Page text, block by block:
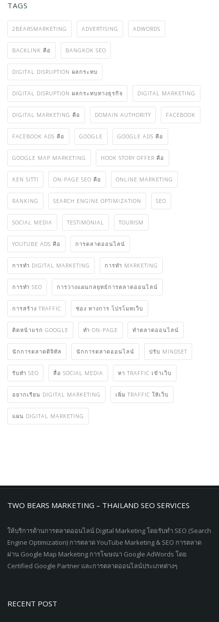
TAGS
2BEARSMARKETING ADVERTISING ADWORDS
BACKLINK คือ BANGKOK SEO
DIGITAL DISRUPTION ผลกระทบ
DIGITAL DISRUPTION ผลกระทบทางธุรกิจ DIGITAL MARKETING
DIGITAL MARKETING คือ DOMAIN AUTHORITY FACEBOOK
FACEBOOK ADS คือ GOOGLE GOOGLE ADS คือ
GOOGLE MAP MARKETING HOOK STORY OFFER คือ
KEN SITTI ON-PAGE SEO คือ ONLINE MARKETING
RANKING SEARCH ENGINE OPTIMIZATION SEO
SOCIAL MEDIA TESTIMONIAL TOURISM
YOUTUBE ADS คือ การตลาดออนไลน์
การทำ DIGITAL MARKETING การทำ MARKETING
การทำ SEO การวางแผนกลยุทธ์การตลาดออนไลน์
การสร้าง TRAFFIC ช่อง ทางการ โปรโมทเว็บ
ติดหน้าแรก GOOGLE ทำ ON-PAGE ทําตลาดออนไลน์
นักการตลาดดิจิทัล นักการตลาดออนไลน์ ปรับ MINDSET
รับทำ SEO สื่อ SOCIAL MEDIA หา TRAFFIC เข้าเว็บ
อยากเรียน DIGITAL MARKETING เพิ่ม TRAFFIC ให้เว็บ
แผน DIGITAL MARKETING
TWO BEARS MARKETING – THAILAND SEO SERVICES
ให้บริการด้านการตลาดออนไลน์ Digital Marketing โดยรับทำ SEO (Search
Engine Optimization) การตลาด YouTube Marketing & SEO การตลาด
ผ่าน Google Map Marketing การโฆษณา Google AdWords โดย
Certified Google Partner และการตลาดออนไลน์ประเภทต่างๆ
RECENT POST